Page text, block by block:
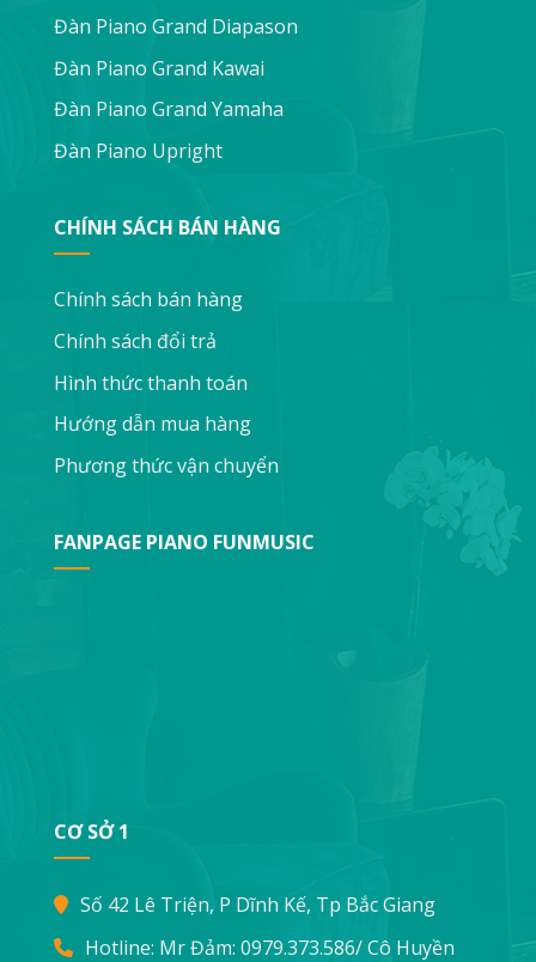
Đàn Piano Grand Diapason
Đàn Piano Grand Kawai
Đàn Piano Grand Yamaha
Đàn Piano Upright
CHÍNH SÁCH BÁN HÀNG
Chính sách bán hàng
Chính sách đổi trả
Hình thức thanh toán
Hướng dẫn mua hàng
Phương thức vận chuyển
FANPAGE PIANO FUNMUSIC
CƠ SỞ 1
Số 42 Lê Triện, P Dĩnh Kế, Tp Bắc Giang
Hotline: Mr Đảm: 0979.373.586/ Cô Huyền